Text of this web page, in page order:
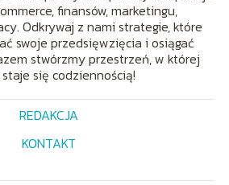
finansów, marketingu,
Odkrywaj z nami strategie, które
swoje przedsięwzięcia i osiągać
stwórzmy przestrzeń, w której
się codziennością!
REDAKCJA
KONTAKT